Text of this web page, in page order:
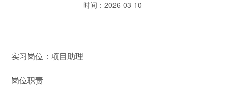
时间：2026-03-10
实习岗位：项目助理
岗位职责